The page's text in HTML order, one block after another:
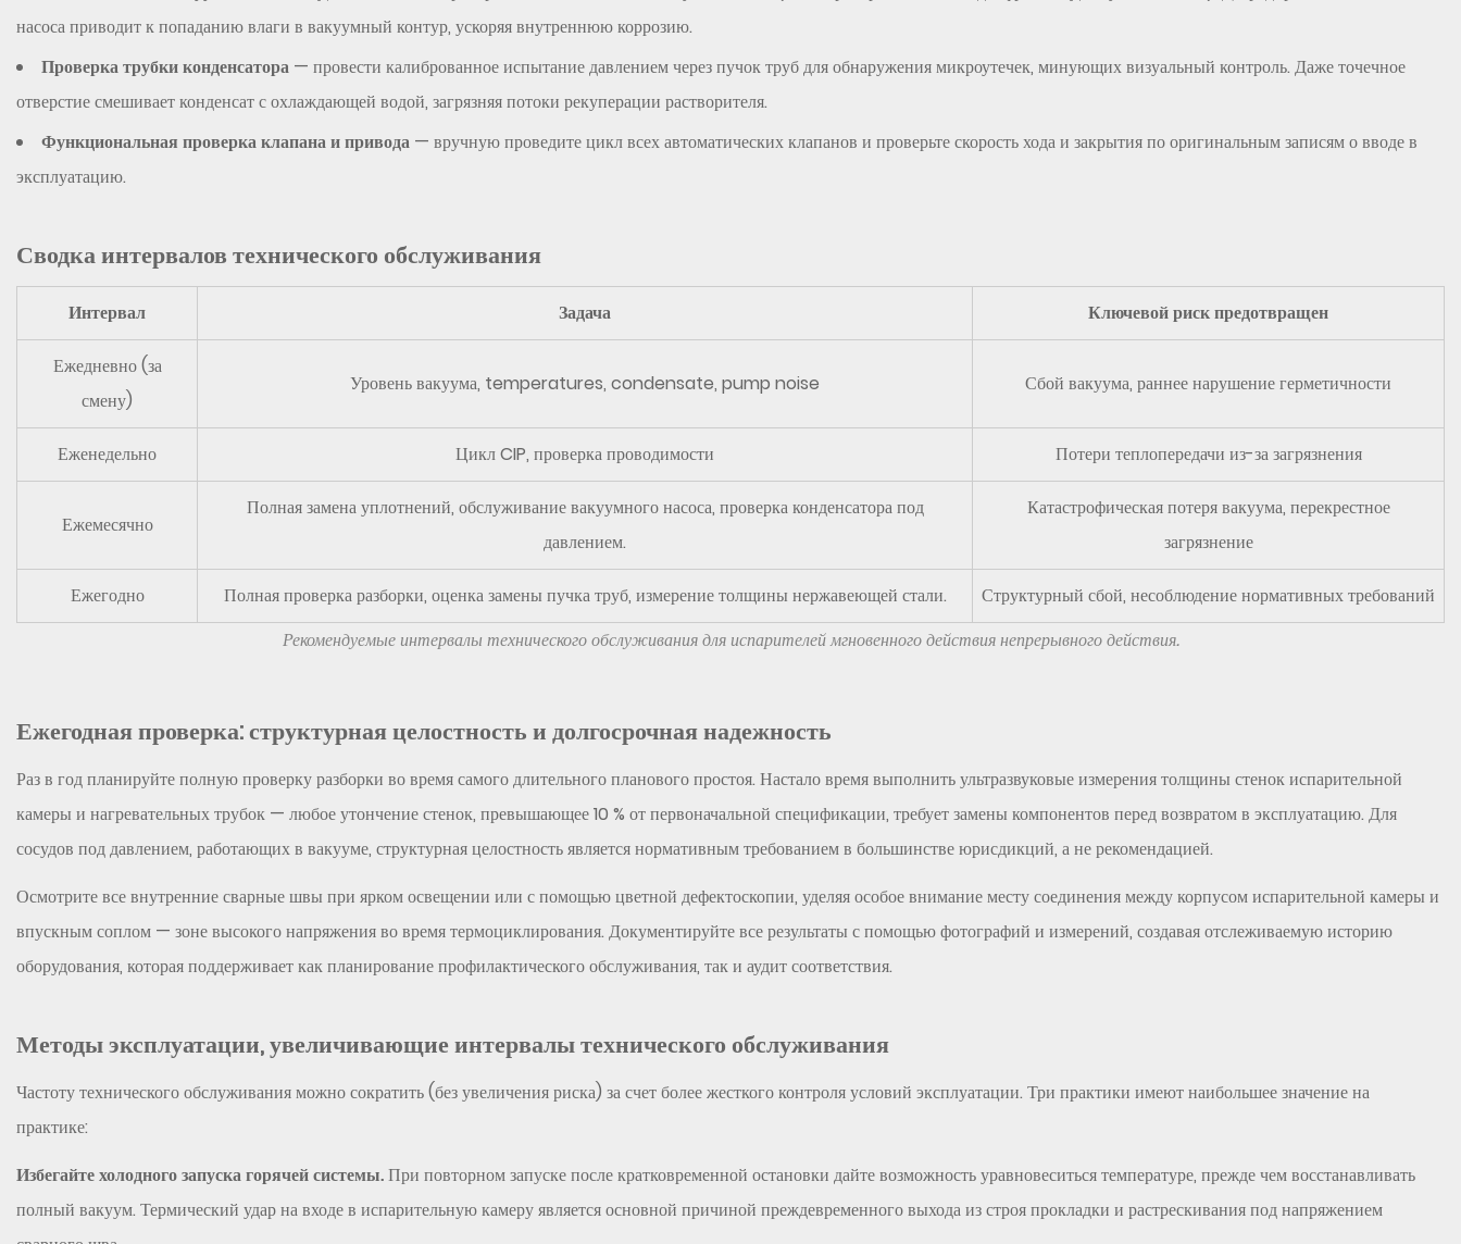
насоса приводит к попаданию влаги в вакуумный контур, ускоряя внутреннюю коррозию.
Проверка трубки конденсатора — провести калиброванное испытание давлением через пучок труб для обнаружения микроутечек, минующих визуальный контроль. Даже точечное
отверстие смешивает конденсат с охлаждающей водой, загрязняя потоки рекуперации растворителя.
Функциональная проверка клапана и привода — вручную проведите цикл всех автоматических клапанов и проверьте скорость хода и закрытия по оригинальным записям о вводе в
эксплуатацию.
Сводка интервалов технического обслуживания
Рекомендуемые интервалы технического обслуживания для испарителей мгновенного действия непрерывного действия.
Интервал Задача Ключевой риск предотвращен
Ежедневно (за
смену)
Уровень вакуума, temperatures, condensate, pump noise Сбой вакуума, раннее нарушение герметичности
Еженедельно Цикл CIP, проверка проводимости Потери теплопередачи из-за загрязнения
Ежемесячно
Полная замена уплотнений, обслуживание вакуумного насоса, проверка конденсатора под
давлением.
Катастрофическая потеря вакуума, перекрестное
загрязнение
Ежегодно Полная проверка разборки, оценка замены пучка труб, измерение толщины нержавеющей стали. Структурный сбой, несоблюдение нормативных требований
Ежегодная проверка: структурная целостность и долгосрочная надежность
Раз в год планируйте полную проверку разборки во время самого длительного планового простоя. Настало время выполнить ультразвуковые измерения толщины стенок испарительной
камеры и нагревательных трубок — любое утончение стенок, превышающее 10 % от первоначальной спецификации, требует замены компонентов перед возвратом в эксплуатацию. Для
сосудов под давлением, работающих в вакууме, структурная целостность является нормативным требованием в большинстве юрисдикций, а не рекомендацией.
Осмотрите все внутренние сварные швы при ярком освещении или с помощью цветной дефектоскопии, уделяя особое внимание месту соединения между корпусом испарительной камеры и
впускным соплом — зоне высокого напряжения во время термоциклирования. Документируйте все результаты с помощью фотографий и измерений, создавая отслеживаемую историю
оборудования, которая поддерживает как планирование профилактического обслуживания, так и аудит соответствия.
Методы эксплуатации, увеличивающие интервалы технического обслуживания
Частоту технического обслуживания можно сократить (без увеличения риска) за счет более жесткого контроля условий эксплуатации. Три практики имеют наибольшее значение на
практике:
Избегайте холодного запуска горячей системы.При повторном запуске после кратковременной остановки дайте возможность уравновеситься температуре, прежде чем восстанавливать
полный вакуум. Термический удар на входе в испарительную камеру является основной причиной преждевременного выхода из строя прокладки и растрескивания под напряжением